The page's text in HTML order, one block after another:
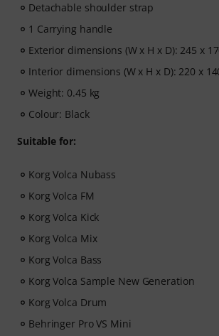
Detachable shoulder strap
1 Carrying handle
Exterior dimensions (W x H x D): 245 x
Interior dimensions (W x H x D): 220 x
Weight: 0.45 kg
Colour: Black
Suitable for:
Korg Volca Nubass
Korg Volca FM
Korg Volca Kick
Korg Volca Mix
Korg Volca Bass
Korg Volca Sample New Generation
Korg Volca Drum
Behringer Pro VS Mini